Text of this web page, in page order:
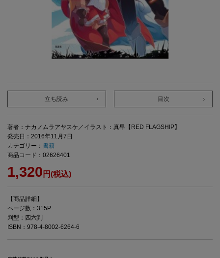
立ち読み 目次
著者：ナカノムラアヤスケ／イラスト：真早【RED FLAGSHIP】
発売日：2016年11月7日
カテゴリー： 書籍
商品コード：02626401
1,320 円(税込)
【商品詳細】
ページ数：315P
判型：四六判
ISBN：978-4-8002-6264-6